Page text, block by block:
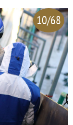
10/68